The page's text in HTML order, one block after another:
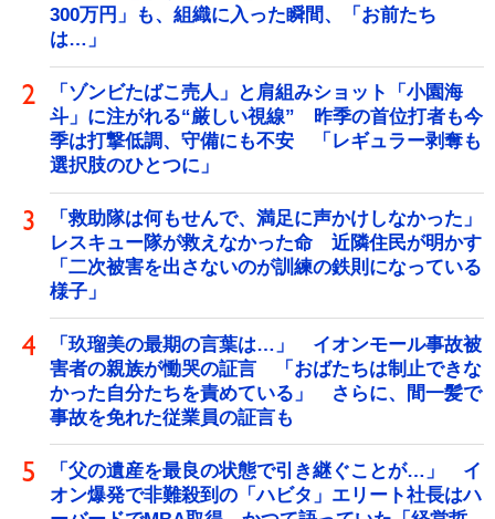
300万円」も、組織に入った瞬間、「お前たち
は…」
「ゾンビたばこ売人」と肩組みショット「小園海
斗」に注がれる“厳しい視線” 昨季の首位打者も今
季は打撃低調、守備にも不安 「レギュラー剥奪も
選択肢のひとつに」
「救助隊は何もせんで、満足に声かけしなかった」
レスキュー隊が救えなかった命 近隣住民が明かす
「二次被害を出さないのが訓練の鉄則になっている
様子」
「玖瑠美の最期の言葉は…」 イオンモール事故被
害者の親族が慟哭の証言 「おばたちは制止できな
かった自分たちを責めている」 さらに、間一髪で
事故を免れた従業員の証言も
「父の遺産を最良の状態で引き継ぐことが…」 イ
オン爆発で非難殺到の「ハビタ」エリート社長はハ